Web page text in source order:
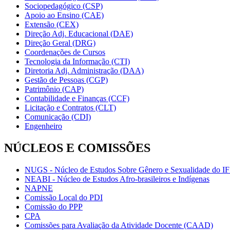
Sociopedagógico (CSP)
Apoio ao Ensino (CAE)
Extensão (CEX)
Direção Adj. Educacional (DAE)
Direção Geral (DRG)
Coordenações de Cursos
Tecnologia da Informação (CTI)
Diretoria Adj. Administração (DAA)
Gestão de Pessoas (CGP)
Patrimônio (CAP)
Contabilidade e Finanças (CCF)
Licitação e Contratos (CLT)
Comunicação (CDI)
Engenheiro
NÚCLEOS E COMISSÕES
NUGS - Núcleo de Estudos Sobre Gênero e Sexualidade do
NEABI - Núcleo de Estudos Afro-brasileiros e Indígenas
NAPNE
Comissão Local do PDI
Comissão do PPP
CPA
Comissões para Avaliação da Atividade Docente (CAAD)